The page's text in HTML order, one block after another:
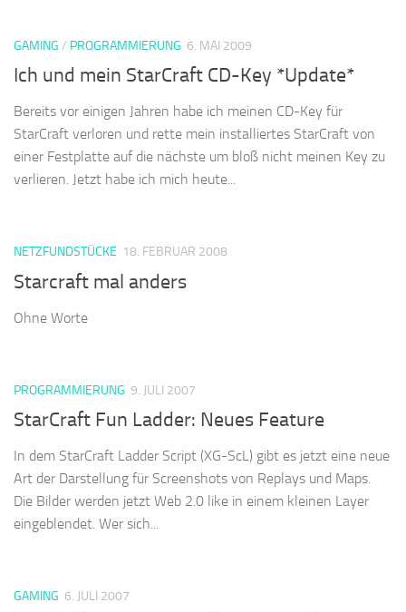
GAMING / PROGRAMMIERUNG 6. MAI 2009
Ich und mein StarCraft CD-Key *Update*
Bereits vor einigen Jahren habe ich meinen CD-Key für
StarCraft verloren und rette mein installiertes StarCraft von
einer Festplatte auf die nächste um bloß nicht meinen Key zu
verlieren. Jetzt habe ich mich heute...
NETZFUNDSTÜCKE 18. FEBRUAR 2008
Starcraft mal anders
Ohne Worte
PROGRAMMIERUNG 9. JULI 2007
StarCraft Fun Ladder: Neues Feature
In dem StarCraft Ladder Script (XG-ScL) gibt es jetzt eine neue
Art der Darstellung für Screenshots von Replays und Maps.
Die Bilder werden jetzt Web 2.0 like in einem kleinen Layer
eingeblendet. Wer sich...
GAMING 6. JULI 2007